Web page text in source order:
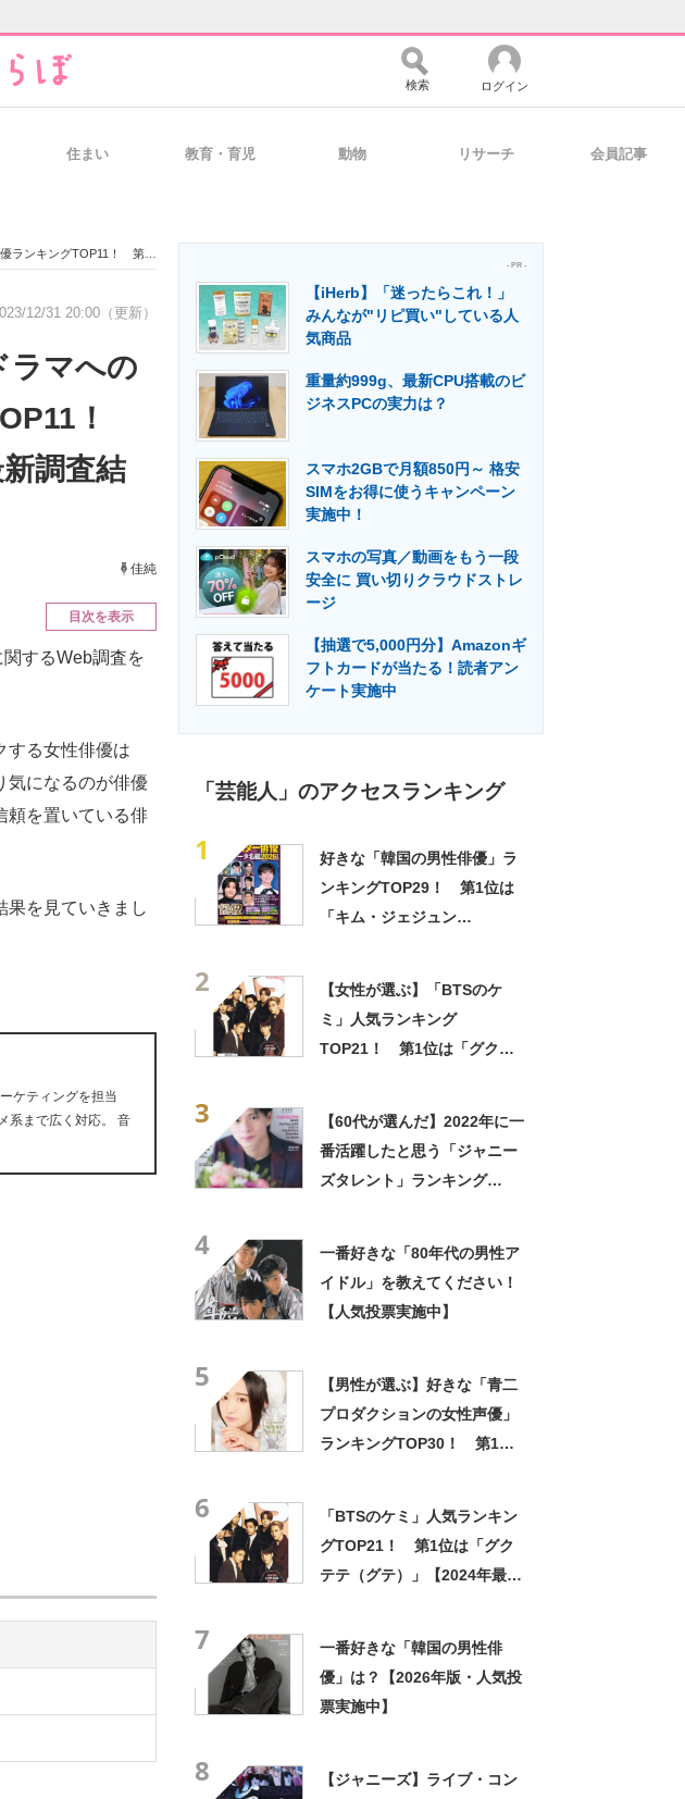
経営リーダーのコミュニティ マーケ×ITの今がよく分かる
製造業のIT導入・活用を支援
エネルギーの専門メディア 建設×テクノロジーの最前線
検索 ログイン
住まい 教育・育児 動物 リサーチ 会員記事
綾瀬はるか」【2023年最新調査結果】
12/31 20:00（更新）
ラマへの
！
調査結
佳純
目次を表示
するWeb調査を
する女性俳優は
気になるのが俳優
頼を置いている俳
を見ていきまし
ケティングを担当
系まで広く対応。 音
- PR -
【iHerb】「迷ったらこれ！」
みんなが"リピ買い"している人
気商品
重量約999g、最新CPU搭載のビ
ジネスPCの実力は？
スマホ2GBで月額850円～ 格安
SIMをお得に使うキャンペーン
実施中！
スマホの写真／動画をもう一段
安全に 買い切りクラウドストレ
ージ
【抽選で5,000円分】Amazonギ
フトカードが当たる！読者アン
ケート実施中
「芸能人」のアクセスランキング
1
好きな「韓国の男性俳優」ラ
ンキングTOP29！ 第1位は
「キム・ジェジュン
2
【女性が選ぶ】「BTSのケ
ミ」人気ランキング
TOP21！ 第1位は「グクテ
3
【60代が選んだ】2022年に一
番活躍したと思う「ジャニー
ズタレント」ランキング
4
一番好きな「80年代の男性ア
イドル」を教えてください！
【人気投票実施中】
5
【男性が選ぶ】好きな「青二
プロダクションの女性声優」
ランキングTOP30！ 第1位
6
「BTSのケミ」人気ランキン
グTOP21！ 第1位は「グク
テテ（グテ）」【2024年最新
7
一番好きな「韓国の男性俳
優」は？【2026年版・人気投
票実施中】
8
【ジャニーズ】ライブ・コン